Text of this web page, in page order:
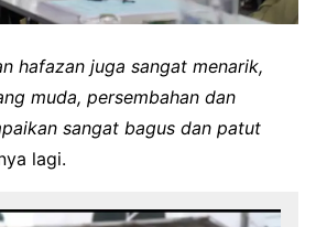
hafazan juga sangat menarik,
muda, persembahan dan
sangat bagus dan patut
lagi.